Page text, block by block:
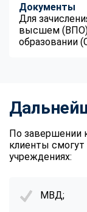
Документы
Для
высшем (ВПО)
образовании
По завершении
клиенты
учреждениях:
МВД;